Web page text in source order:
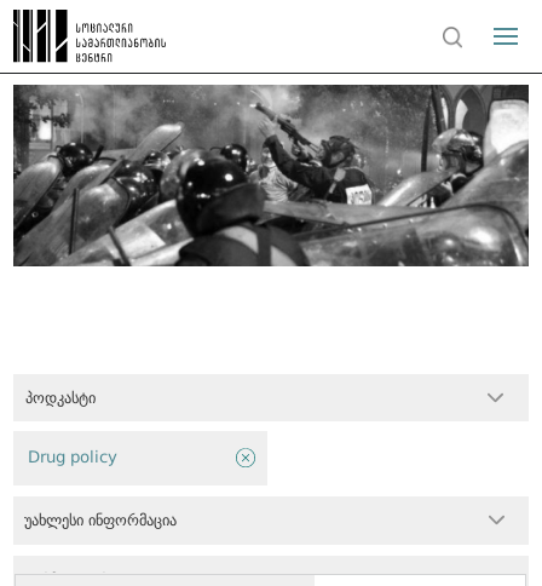
პოდკასტი
Drug policy
უახლესი ინფორმაცია